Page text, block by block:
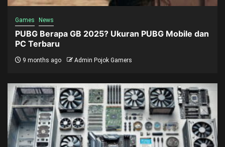
Games News
PUBG Berapa GB 2025? Ukuran PUBG Mobile dan
PC Terbaru
9 months ago Admin Pojok Gamers